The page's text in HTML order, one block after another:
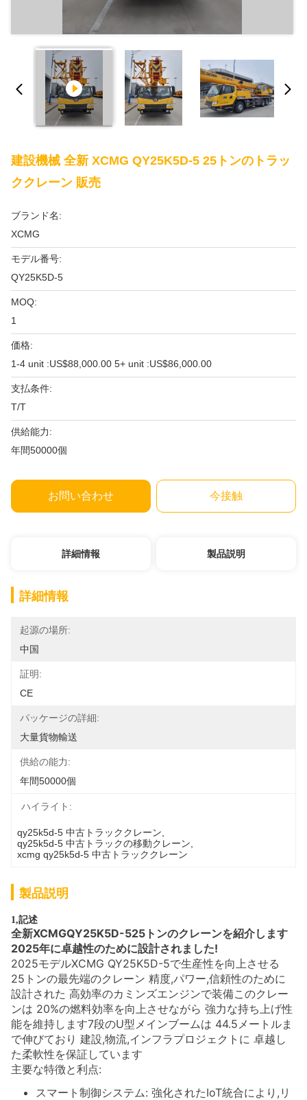
建設機械 全新 XCMG QY25K5D-5 25トンのトラッ
ククレーン 販売
ブランド名:
XCMG
モデル番号:
QY25K5D-5
MOQ:
1
価格:
1-4 unit :US$88,000.00 5+ unit :US$86,000.00
支払条件:
T/T
供給能力:
年間50000個
お問い合わせ 今接触
詳細情報 製品説明
詳細情報
起源の場所:
中国
証明:
CE
パッケージの詳細:
大量貨物輸送
供給の能力:
年間50000個
ハイライト:
qy25k5d-5 中古トラッククレーン
qy25k5d-5 中古トラックの移動クレーン
xcmg qy25k5d-5 中古トラッククレーン
製品説明
1,記述
全新XCMGQY25K5D-525トンのクレーンを紹介します
2025年に卓越性のために設計されました!
2025モデルXCMG QY25K5D-5で生産性を向上させる
25トンの最先端のクレーン 精度,パワー,信頼性のために
設計された 高効率のカミンズエンジンで装備このクレー
ンは 20%の燃料効率を向上させながら 強力な持ち上げ性
能を維持します7段のU型メインブームは 44.5メートルま
で伸びており 建設,物流,インフラプロジェクトに 卓越し
た柔軟性を保証しています
主要な特徴と利点:
スマート制御システム: 強化されたIoT統合により,リ